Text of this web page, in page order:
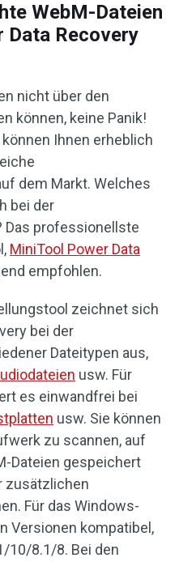
WebM-Dateien
Data Recovery
nicht über den
können, keine Panik!
Ihnen erheblich
dem Markt. Welches
bei der
Das professionellste
MiniTool Power Data
empfohlen.
zeichnet sich
bei der
Dateitypen aus,
usw. Für
es einwandfrei bei
usw. Sie können
zu scannen, auf
Dateien gespeichert
zusätzlichen
Für das Windows-
Versionen kompatibel,
10/8.1/8. Bei den